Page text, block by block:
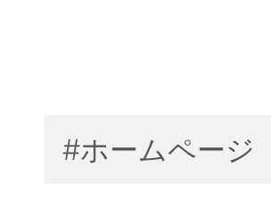
#ホームページ